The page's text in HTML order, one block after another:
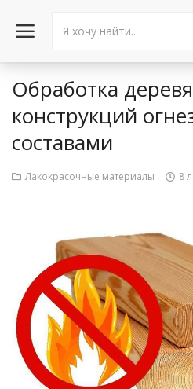
Войти в аккаунт
Каталог товаров
Акции
Статьи
Объявления
Контакты
Город: Колумбус
Обработка
конструкций
составами
Лакокрасочные материалы 8